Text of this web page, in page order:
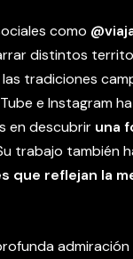
como
distintos
tradiciones
e Instagram
en descubrir una
trabajo también
que reflejan la